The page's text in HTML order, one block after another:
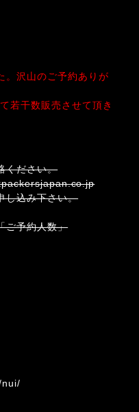
。沢山のご予約ありが
若干数販売させて頂き
ください。
し込み下さい。
ご予約人数」